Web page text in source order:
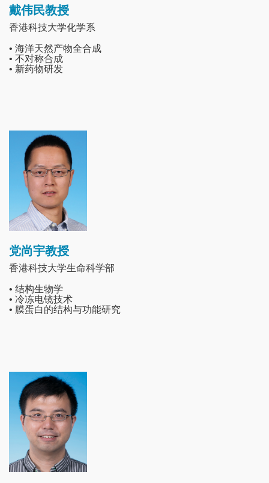
戴伟民教授
香港科技大学化学系
• 海洋天然产物全合成
• 不对称合成
• 新药物研发
Image
党尚宇教授
香港科技大学生命科学部
• 结构生物学
• 冷冻电镜技术
• 膜蛋白的结构与功能研究
Image